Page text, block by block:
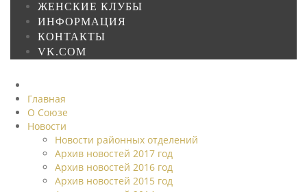
ЖЕНСКИЕ КЛУБЫ
ИНФОРМАЦИЯ
КОНТАКТЫ
VK.COM
Главная
О Союзе
Новости
Новости районных отделений
Архив новостей 2017 год
Архив новостей 2016 год
Архив новостей 2015 год